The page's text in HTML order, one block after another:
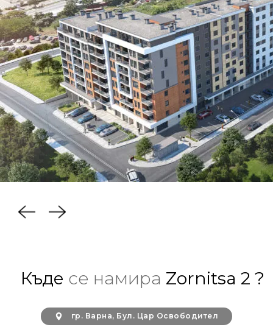
Къде се намира Zornitsa 2 ?
гр. Варна, Бул. Цар Освободител